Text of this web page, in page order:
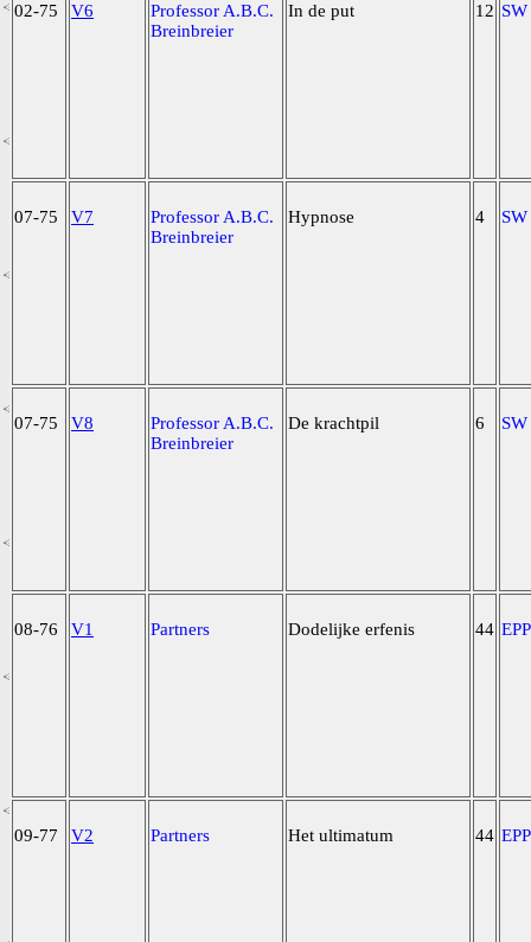
02-75 V6
Professor A.B.C.
Breinbreier
In de put 12 SW
07-75 V7
Professor A.B.C.
Breinbreier
Hypnose 4 SW
07-75 V8
Professor A.B.C.
Breinbreier
De krachtpil 6 SW
08-76 V1 Partners Dodelijke erfenis 44
09-77 V2 Partners Het ultimatum 44